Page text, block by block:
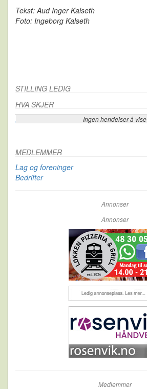
Tekst: Aud Inger Kalseth
Foto: Ingeborg Kalseth
STILLING LEDIG
HVA SKJER
Ingen hendelser å vise
Se flere…
MEDLEMMER
Lag og foreninger
Bedrifter
Annonser
Annonser
Medlemmer